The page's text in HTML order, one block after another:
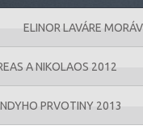
ELINOR LAVÁRE
A NIKOLAOS 2012
PRVOTINY 2013